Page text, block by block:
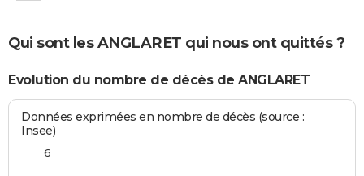
Qui sont les ANGLARET qui nous ont quittés ?
Evolution du nombre de décès de ANGLARET
Données exprimées en nombre de décès (source :
Insee)
6